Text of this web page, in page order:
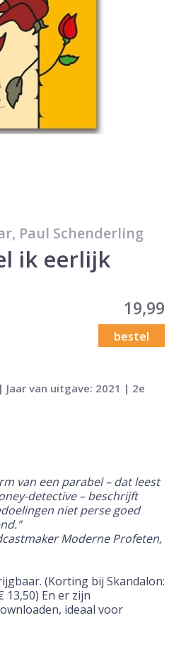
Paul Schenderling
ik eerlijk
19,99
bestel
Jaar van uitgave: 2021 | 2e
van een parabel– dat leest
detective– beschrijft
niet perse goed
Moderne Profeten,
(Korting bij Skandalon:
13,50) En er zijn
ideaal voor